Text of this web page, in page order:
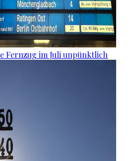
Fernzug im Juli unpünktlich